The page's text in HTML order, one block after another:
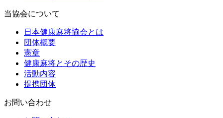
当協会について
日本健康麻将協会とは
団体概要
憲章
健康麻将とその歴史
活動内容
提携団体
お問い合わせ